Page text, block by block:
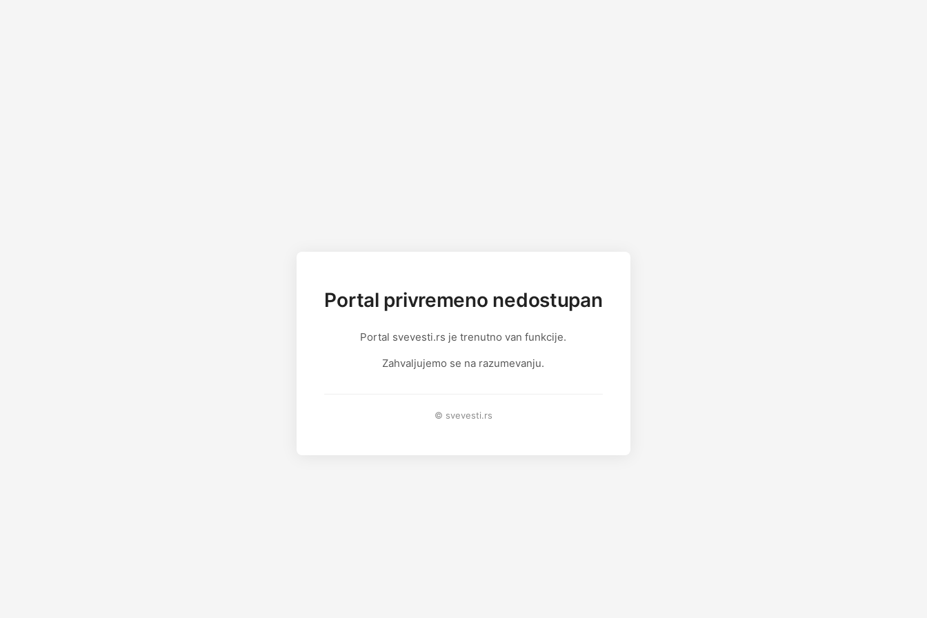
Portal privremeno nedostupan
Portal svevesti.rs je trenutno van funkcije.
Zahvaljujemo se na razumevanju.
© svevesti.rs